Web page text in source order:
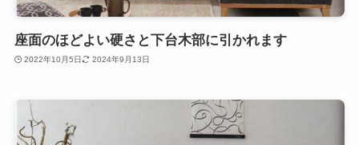
座面のほどよい硬さと下台木部に引かれます
2022年10月5日 2024年9月13日